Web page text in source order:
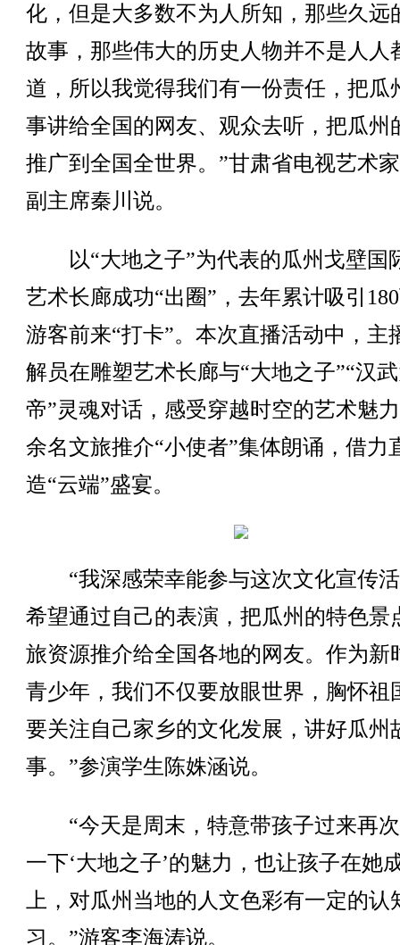
化，但是大多数不为人所知，那些久远
故事，那些伟大的历史人物并不是人人
道，所以我觉得我们有一份责任，把瓜
事讲给全国的网友、观众去听，把瓜州
推广到全国全世界。”甘肃省电视艺术
副主席秦川说。
以“大地之子”为代表的瓜州戈壁国
艺术长廊成功“出圈”，去年累计吸引
游客前来“打卡”。本次直播活动中，主
解员在雕塑艺术长廊与“大地之子”“汉
帝”灵魂对话，感受穿越时空的艺术魅
余名文旅推介“小使者”集体朗诵，借力
造“云端”盛宴。
“我深感荣幸能参与这次文化宣传
希望通过自己的表演，把瓜州的特色景
旅资源推介给全国各地的网友。作为新
青少年，我们不仅要放眼世界，胸怀祖
要关注自己家乡的文化发展，讲好瓜州
事。”参演学生陈姝涵说。
“今天是周末，特意带孩子过来再
一下‘大地之子’的魅力，也让孩子在她
上，对瓜州当地的人文色彩有一定的认
习。”游客李海涛说。